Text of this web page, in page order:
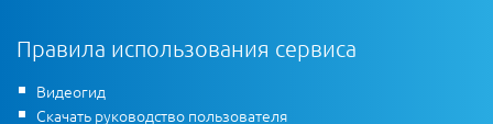
Правила использования сервиса
Видеогид
Скачать руководство пользователя